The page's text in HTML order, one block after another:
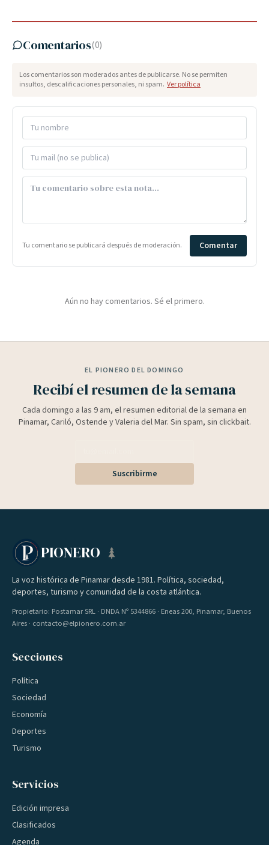
Comentarios(0)
Los comentarios son moderados antes de publicarse. No se permiten
insultos, descalificaciones personales, ni spam. Ver política
Tu comentario se publicará después de moderación. Comentar
Aún no hay comentarios. Sé el primero.
EL PIONERO DEL DOMINGO
Recibí el resumen de la semana
Cada domingo a las 9 am, el resumen editorial de la semana en
Pinamar, Cariló, Ostende y Valeria del Mar. Sin spam, sin clickbait.
Suscribirme
PIONERO
La voz histórica de Pinamar desde 1981. Política, sociedad,
deportes, turismo y comunidad de la costa atlántica.
Propietario: Postamar SRL · DNDA Nº 5344866 · Eneas 200, Pinamar, Buenos
Aires · contacto@elpionero.com.ar
Secciones
Política
Sociedad
Economía
Deportes
Turismo
Servicios
Edición impresa
Clasificados
Agenda